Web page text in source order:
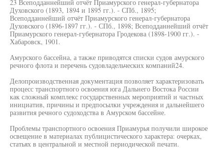
23 Всеподданнейший отчёт Приамурского генерал-губернатора
Духовского (1893, 1894 и 1895 гг.). - СПб., 1895;
Всеподданнейший отчёт Приамурского генерал-губернатора
Духовского (1896-1897 гг.). - СПб., 1898; Всеподданнейший отчёт
Приамурского генерал-губернатора Гродекова (1898-1900 гг.). -
Хабаровск, 1901.
Амурского бассейна, а также приводятся списки судов амурского
речного флота и перечень судовладельческих компаний24.
Делопроизводственная документация позволяет характеризовать
процесс транспортного освоения юга Дальнего Востока России
как сложный комплекс государственных мероприятий и частных
инициатив, причины и предпосылки учреждения и дальнейшего
развития речного судоходства в Амурском бассейне.
Проблемы транспортного освоения Приамурья получили широкое
освещение в материалах публицистического характера: очерках,
статьях в центральной и местной периодической печати.